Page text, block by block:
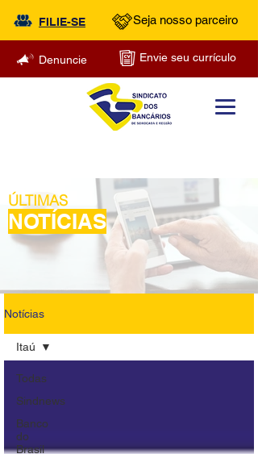
FILIE-SE Seja nosso parceiro
Denuncie Envie seu currículo
ÚLTIMAS
NOTÍCIAS
Notícias
Todas
Sindnews
Banco
do
Brasil
Itaú